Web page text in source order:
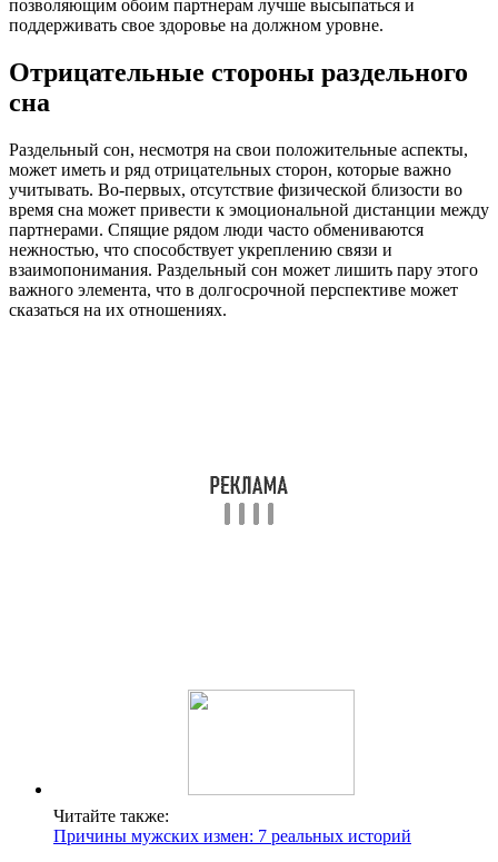
позволяющим обоим партнерам лучше высыпаться и
поддерживать свое здоровье на должном уровне.
Отрицательные стороны раздельного
сна
Раздельный сон, несмотря на свои положительные аспекты,
может иметь и ряд отрицательных сторон, которые важно
учитывать. Во-первых, отсутствие физической близости во
время сна может привести к эмоциональной дистанции между
партнерами. Спящие рядом люди часто обмениваются
нежностью, что способствует укреплению связи и
взаимопонимания. Раздельный сон может лишить пару этого
важного элемента, что в долгосрочной перспективе может
сказаться на их отношениях.
Читайте также:
Причины мужских измен: 7 реальных историй